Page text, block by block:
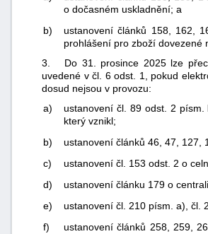
o dočasném uskladnění; a
b)
ustanovení článků 158, 162,
prohlášení pro zboží dovezené
3. Do 31. prosince 2025 lze
uvedené v čl. 6 odst. 1, pokud
dosud nejsou v provozu:
a)
ustanovení čl. 89 odst. 2
který vznikl;
b)
ustanovení článků 46, 47, 127,
c)
ustanovení čl. 153 odst. 2 o
d)
ustanovení článku 179 o
e)
ustanovení čl. 210 písm. a), čl.
f)
ustanovení článků 258, 259,